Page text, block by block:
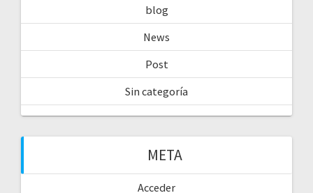
blog
News
Post
Sin categoría
META
Acceder